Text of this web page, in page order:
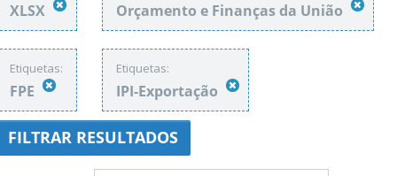
XLSX Orçamento e Finanças da União
Etiquetas:
FPE
Etiquetas:
IPI-Exportação
FILTRAR RESULTADOS